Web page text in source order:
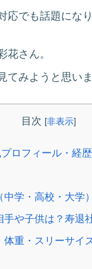
でも話題になり
花さん。
てみようと思いま
目次 [非表示]
ロフィール・経
学・高校・大学
や子供は？寿退
重・スリーサイ